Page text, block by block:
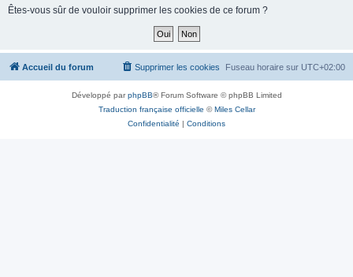
Êtes-vous sûr de vouloir supprimer les cookies de ce forum ?
Accueil du forum Fuseau horaire sur UTC+02:00
Supprimer les cookies
Développé parphpBB® Forum Software © phpBB Limited
Traduction française officielle ©Miles Cellar
Confidentialité | Conditions